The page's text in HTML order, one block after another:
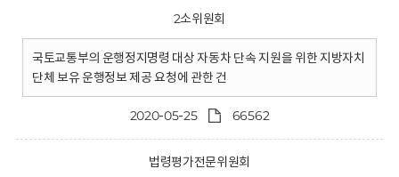
2소위원회
국토교통부의 운행정지명령 대상 자동차 단속 지원을 위한 지방자치
단체 보유 운행정보 제공 요청에 관한 건
2020-05-25 66562
법령평가전문위원회